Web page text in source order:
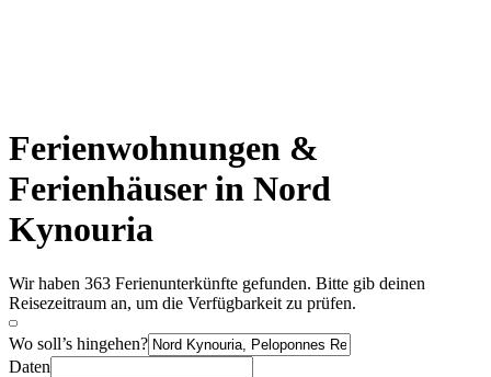
Ferienwohnungen &
Ferienhäuser in Nord
Kynouria
Wir haben 363 Ferienunterkünfte gefunden. Bitte gib deinen
Reisezeitraum an, um die Verfügbarkeit zu prüfen.
Wo soll’s hingehen?
Daten